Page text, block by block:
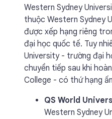
Western Sydney
thuộc Western Sydney
được xếp hạng riêng
đại học quốc tế. Tuy
University - trường đại
chuyển tiếp sau khi
College - có thứ hạng
QS World
Western Sydney